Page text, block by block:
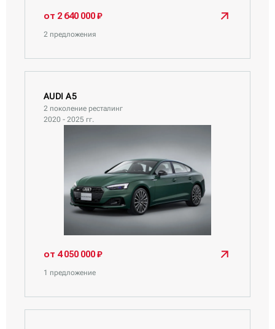
от 2 640 000 ₽
2 предложения
AUDI A5
2 поколение ресталинг
2020 - 2025 гг.
от 4 050 000 ₽
1 предложение